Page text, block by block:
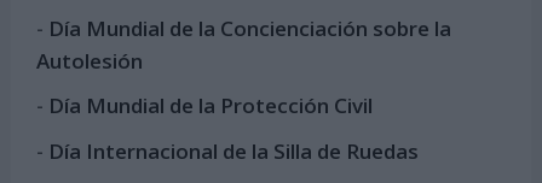
- Día Mundial de la Concienciación sobre la
Autolesión
- Día Mundial de la Protección Civil
- Día Internacional de la Silla de Ruedas